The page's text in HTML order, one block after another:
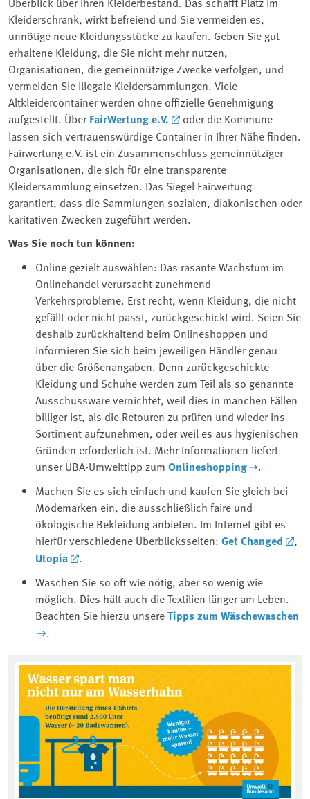
Kleiderschrank, wirkt befreiend und Sie vermeiden es,
unnötige neue Kleidungsstücke zu kaufen. Geben Sie gut
erhaltene Kleidung, die Sie nicht mehr nutzen,
Organisationen, die gemeinnützige Zwecke verfolgen, und
vermeiden Sie illegale Kleidersammlungen. Viele
Altkleidercontainer werden ohne offizielle Genehmigung
aufgestellt. ÜberFairWertung e.V.
oder die Kommune
lassen sich vertrauenswürdige Container in Ihrer Nähe finden.
Fairwertung e.V. ist ein Zusammenschluss gemeinnütziger
Organisationen, die sich für eine transparente
Kleidersammlung einsetzen. Das Siegel Fairwertung
garantiert, dass die Sammlungen sozialen, diakonischen oder
karitativen Zwecken zugeführt werden.
Was Sie noch tun können:
Online gezielt auswählen: Das rasante Wachstum im
Onlinehandel verursacht zunehmend
Verkehrsprobleme. Erst recht, wenn Kleidung, die nicht
gefällt oder nicht passt, zurückgeschickt wird. Seien Sie
deshalb zurückhaltend beim Onlineshoppen und
informieren Sie sich beim jeweiligen Händler genau
über die Größenangaben. Denn zurückgeschickte
Kleidung und Schuhe werden zum Teil als so genannte
Ausschussware vernichtet, weil dies in manchen Fällen
billiger ist, als die Retouren zu prüfen und wieder ins
Sortiment aufzunehmen, oder weil es aus hygienischen
Gründen erforderlich ist. Mehr Informationen liefert
unser UBA-Umwelttipp zumOnlineshopping
.
Machen Sie es sich einfach und kaufen Sie gleich bei
Modemarken ein, die ausschließlich faire und
ökologische Bekleidung anbieten. Im Internet gibt es
hierfür verschiedene Überblicksseiten:Get Changed ,
Utopia
.
Waschen Sie so oft wie nötig, aber so wenig wie
möglich. Dies hält auch die Textilien länger am Leben.
Beachten Sie hierzu unsereTipps zum Wäschewaschen
.